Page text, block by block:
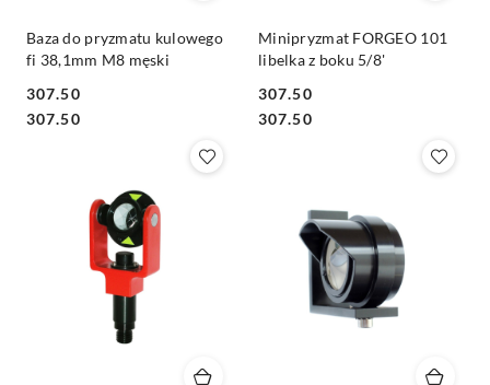
Baza do pryzmatu kulowego
fi 38,1mm M8 męski
Cena:
307.50
Cena:
307.50
Minipryzmat FORGEO 101
libelka z boku 5/8'
Cena:
307.50
Cena:
307.50